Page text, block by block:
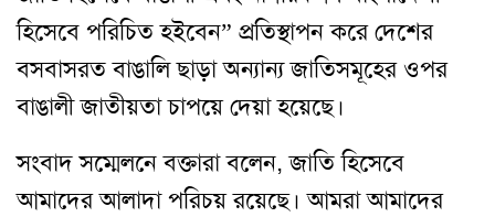
হিসেবে পরিচিত হইবেন” প্রতিস্থাপন করে দেশের
বসবাসরত বাঙালি ছাড়া অন্যান্য জাতিসমূহের ওপর
বাঙালী জাতীয়তা চাপয়ে দেয়া হয়েছে।
সংবাদ সম্মেলনেবক্তারা বলেন, জাতি হিসেবে
আমাদের আলাদা পরিচয় রয়েছে। আমরা আমাদের